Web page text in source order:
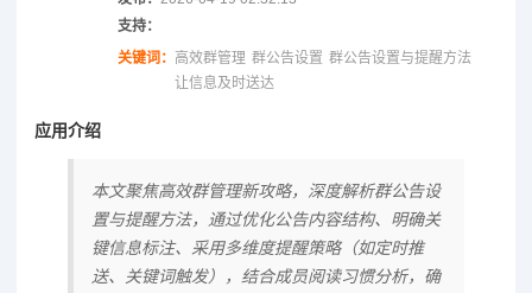
支持：
关键词： 高效群管理 群公告设置 群公告设置与提醒方法
让信息及时送达
应用介绍
本文聚焦高效群管理新攻略，深度解析群公告设
置与提醒方法，通过优化公告内容结构、明确关
键信息标注、采用多维度提醒策略（如定时推
送、关键词触发），结合成员阅读习惯分析，确